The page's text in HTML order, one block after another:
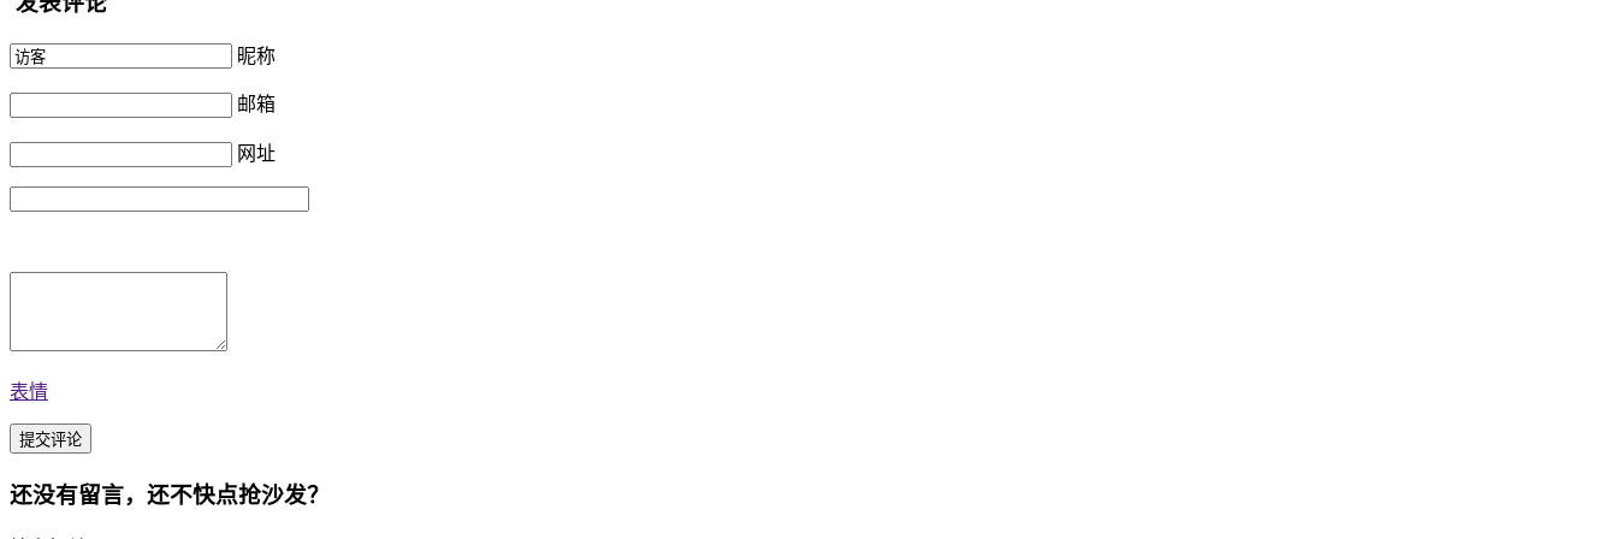
昵称
邮箱
网址
表情
还没有留言，还不快点抢沙发？